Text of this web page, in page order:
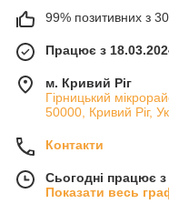
99% позитивних з
Працює з
м. Кривий Ріг
Гірницький
50000, Кривий Ріг,
Контакти
Сьогодні працює
Показати весь